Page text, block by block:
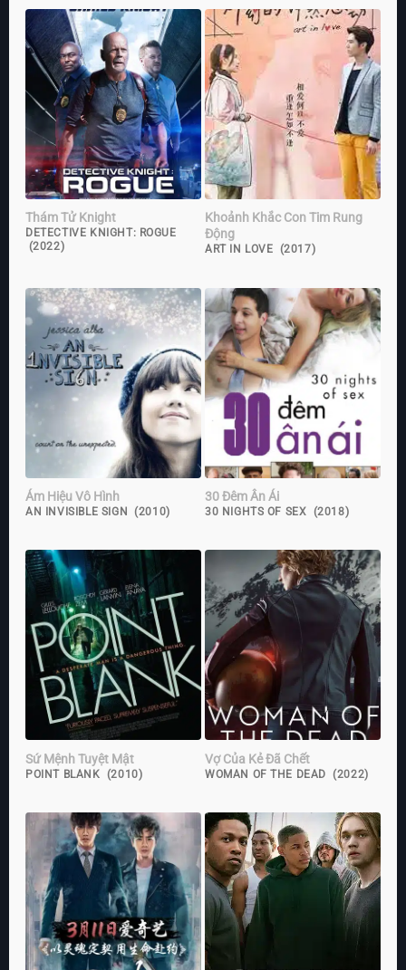
Thám Tử Knight
DETECTIVE KNIGHT: ROGUE
(2022)
Khoảnh Khắc Con Tim Rung
Động
ART IN LOVE (2017)
Ám Hiệu Vô Hình
AN INVISIBLE SIGN (2010)
30 Đêm Ân Ái
30 NIGHTS OF SEX (2018)
Sứ Mệnh Tuyệt Mật
POINT BLANK (2010)
Vợ Của Kẻ Đã Chết
WOMAN OF THE DEAD (2022)